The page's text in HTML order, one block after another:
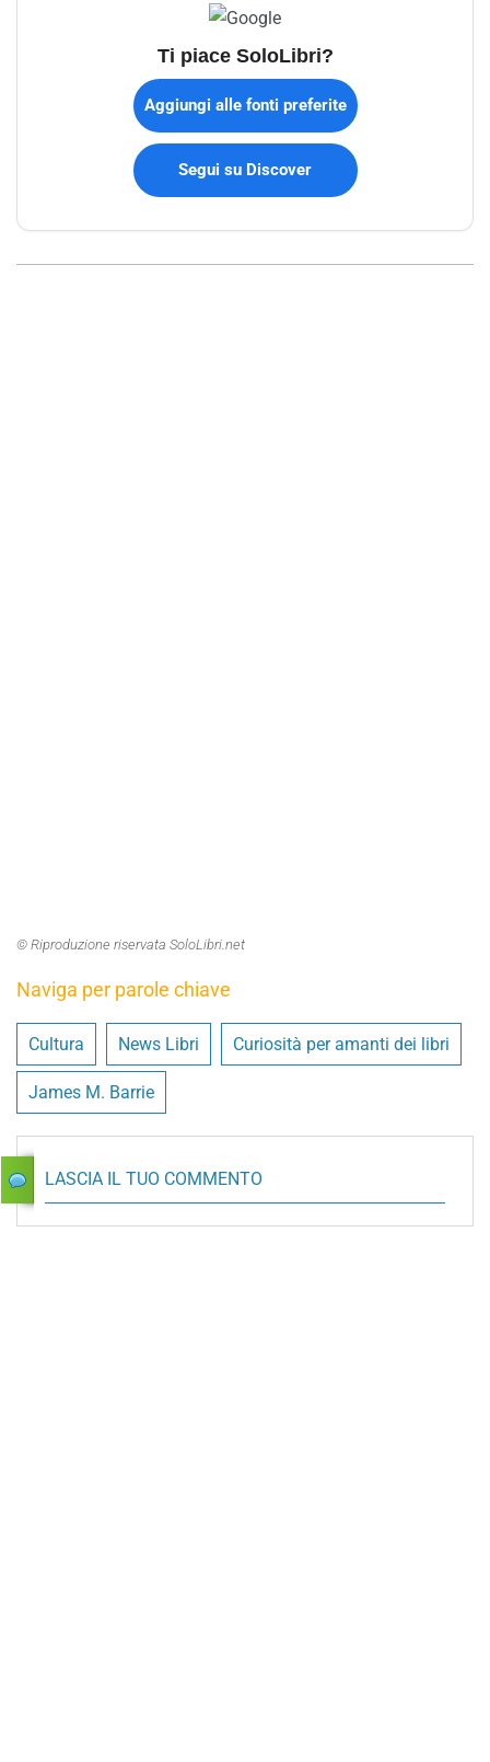
Ti piace SoloLibri?
Aggiungi alle fonti preferite
Segui su Discover
© Riproduzione riservata SoloLibri.net
Naviga per parole chiave
Cultura News Libri Curiosità per amanti dei libri
James M. Barrie
LASCIA IL TUO COMMENTO